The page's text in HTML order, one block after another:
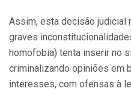
Assim, esta decisão judicial
graves
homofobia) tenta inserir no
criminalizando opiniões em
interesses, com ofensas à